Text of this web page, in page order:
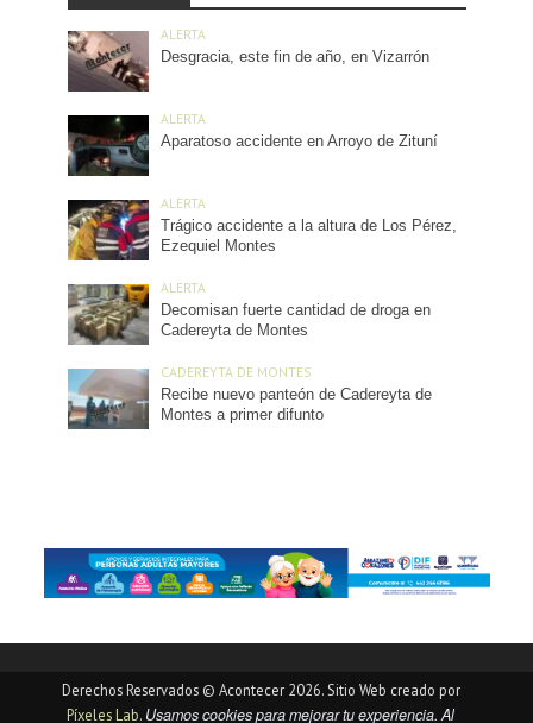
ALERTA
Desgracia, este fin de año, en Vizarrón
ALERTA
Aparatoso accidente en Arroyo de Zituní
ALERTA
Trágico accidente a la altura de Los Pérez,
Ezequiel Montes
ALERTA
Decomisan fuerte cantidad de droga en
Cadereyta de Montes
CADEREYTA DE MONTES
Recibe nuevo panteón de Cadereyta de
Montes a primer difunto
Derechos Reservados © Acontecer 2026. Sitio Web creado por
Píxeles Lab. Usamos cookies para mejorar tu experiencia. Al